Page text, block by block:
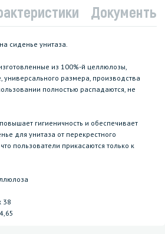
Документы
сиденье унитаза.
из 100%-й целлюлозы,
универсального размера, производства
полностью распадаются, не
гигиеничность и обеспечивает
для унитаза от перекрестного
пользователи прикасаются только к
38